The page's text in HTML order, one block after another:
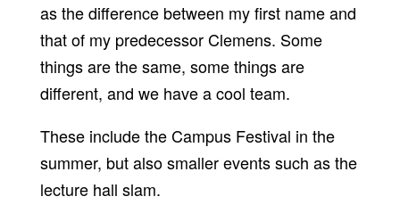
as the difference between my first name and
that of my predecessor Clemens. Some
things are the same, some things are
different, and we have a cool team.
These include the Campus Festival in the
summer, but also smaller events such as the
lecture hall slam.